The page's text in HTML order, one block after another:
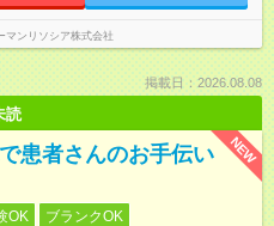
マンリソシア株式会社
掲載日：2026.08.08
読
NEW
患者さんのお手伝い
OK
ブランクOK